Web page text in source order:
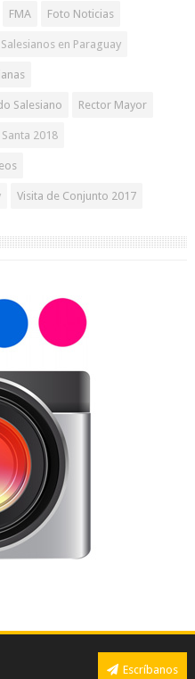
FMA Foto Noticias
en Paraguay
Salesiano Rector Mayor
2018
Visita de Conjunto 2017
Escríbanos